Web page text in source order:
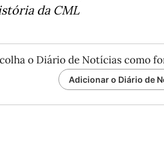
da CML
o Diário de Notícias como
Adicionar o Diário de